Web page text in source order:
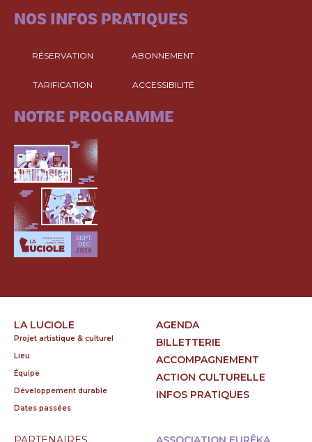
NOS INFOS PRATIQUES
RÉSERVATION ABONNEMENT
TARIFICATION ACCESSIBILITÉ
NOTRE PROGRAMME
LA LUCIOLE
Projet artistique & culturel
Lieu
Équipe
Développement durable
Dates passées
AGENDA
BILLETTERIE
ACCOMPAGNEMENT
ACTION CULTURELLE
INFOS PRATIQUES